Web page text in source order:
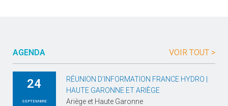
AGENDA VOIR TOUT >
24
SEPTEMBRE
RÉUNION D’INFORMATION FRANCE HYDRO |
HAUTE GARONNE ET ARIÈGE
Ariège et Haute Garonne